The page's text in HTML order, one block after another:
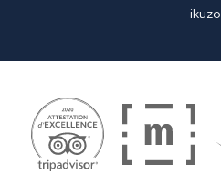
ikuzo